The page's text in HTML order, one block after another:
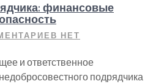
финансовые
НЕТ
и ответственное
подрядчика